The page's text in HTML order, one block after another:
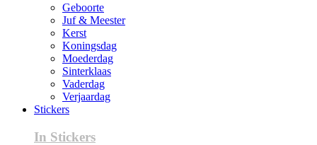
Geboorte
Juf & Meester
Kerst
Koningsdag
Moederdag
Sinterklaas
Vaderdag
Verjaardag
Stickers
In Stickers